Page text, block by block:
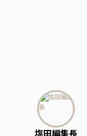
塩田編集長